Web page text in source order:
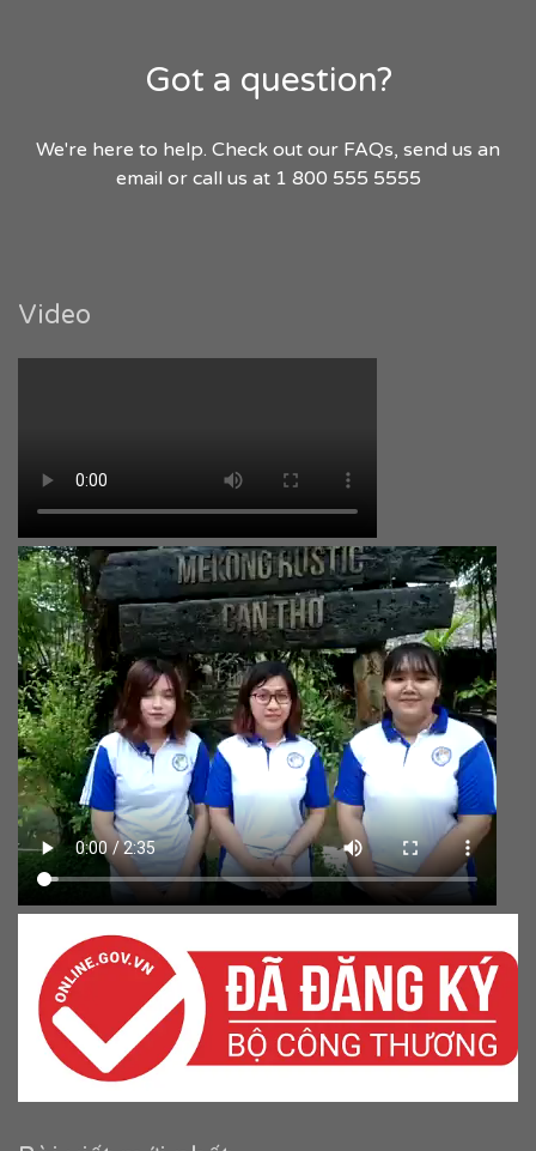
Got a question?
We're here to help. Check out our FAQs, send us an
email or call us at 1 800 555 5555
Video